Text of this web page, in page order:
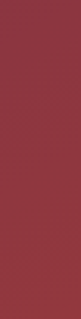
d'au moins
d'installer les
pour